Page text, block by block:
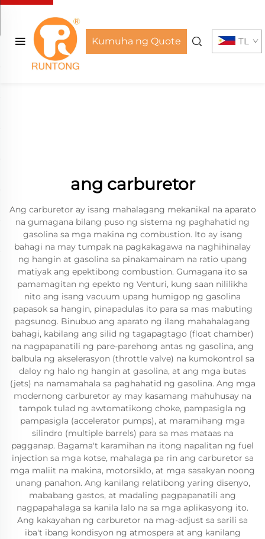
Kumuha ng Quote TL
ang carburetor
Ang carburetor ay isang mahalagang mekanikal na aparato
na gumagana bilang puso ng sistema ng paghahatid ng
gasolina sa mga makina ng combustion. Ito ay isang
bahagi na may tumpak na pagkakagawa na naghihinalay
ng hangin at gasolina sa pinakamainam na ratio upang
matiyak ang epektibong combustion. Gumagana ito sa
pamamagitan ng epekto ng Venturi, kung saan nililikha
nito ang isang vacuum upang humigop ng gasolina
papasok sa hangin, pinapadulas ito para sa mas mabuting
pagsunog. Binubuo ang aparato ng ilang mahahalagang
bahagi, kabilang ang silid ng tagapagtago (float chamber)
na nagpapanatili ng pare-parehong antas ng gasolina, ang
balbula ng akselerasyon (throttle valve) na kumokontrol sa
daloy ng halo ng hangin at gasolina, at ang mga butas
(jets) na namamahala sa paghahatid ng gasolina. Ang mga
modernong carburetor ay may kasamang mahuhusay na
tampok tulad ng awtomatikong choke, pampasigla ng
pampasigla (accelerator pumps), at maramihang mga
silindro (multiple barrels) para sa mas mataas na
pagganap. Bagama't karamihan na itong napalitan ng fuel
injection sa mga kotse, mahalaga pa rin ang carburetor sa
mga maliit na makina, motorsiklo, at mga sasakyan noong
unang panahon. Ang kanilang relatibong yaring disenyo,
mababang gastos, at madaling pagpapanatili ang
nagpapahalaga sa kanila lalo na sa mga aplikasyong ito.
Ang kakayahan ng carburetor na mag-adjust sa sarili sa
iba't ibang kondisyon ng atmospera at ang kanilang